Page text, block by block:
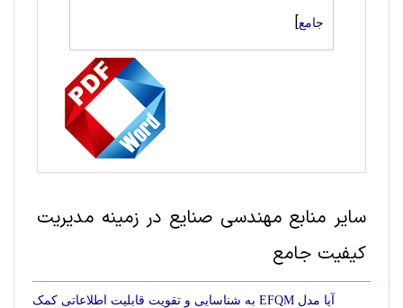
جامع]
سایر منابع مهندسی صنايع در زمینه مدیریت
کیفیت جامع
آیا مدل EFQM به شناسایی و تقویت قابلیت اطلاعاتی کمک